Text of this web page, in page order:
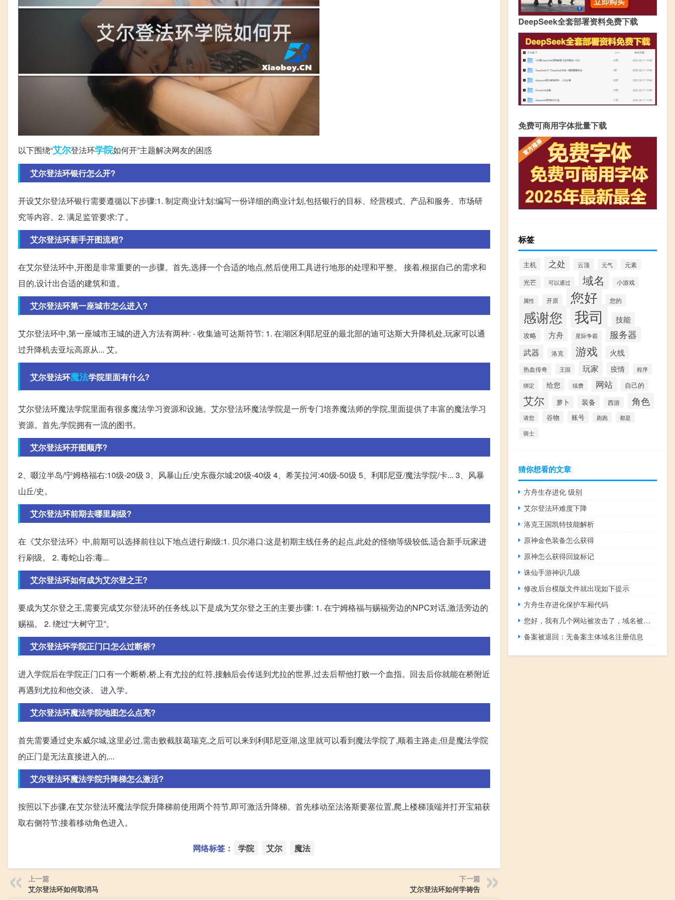
以下围绕“艾尔登法环学院如何开”主题解决网友的困惑
艾尔登法环银行怎么开?
开设艾尔登法环银行需要遵循以下步骤:1. 制定商业计划:编写一份详细的商业计划,包括银行的目标、经营模式、产品和服务、市场研
究等内容。2. 满足监管要求:了。
艾尔登法环新手开图流程?
在艾尔登法环中,开图是非常重要的一步骤。首先,选择一个合适的地点,然后使用工具进行地形的处理和平整。 接着,根据自己的需求和
目的,设计出合适的建筑和道。
艾尔登法环第一座城市怎么进入?
艾尔登法环中,第一座城市王城的进入方法有两种: - 收集迪可达斯符节: 1. 在湖区利耶尼亚的最北部的迪可达斯大升降机处,玩家可以通
过升降机去亚坛高原从... 艾。
艾尔登法环魔法学院里面有什么?
艾尔登法环魔法学院里面有很多魔法学习资源和设施。艾尔登法环魔法学院是一所专门培养魔法师的学院,里面提供了丰富的魔法学习
资源。首先,学院拥有一流的图书。
艾尔登法环开图顺序?
2、啜泣半岛/宁姆格福右:10级-20级 3、风暴山丘/史东薇尔城:20级-40级 4、希芙拉河:40级-50级 5、利耶尼亚/魔法学院/卡... 3、风暴
山丘/史。
艾尔登法环前期去哪里刷级?
在《艾尔登法环》中,前期可以选择前往以下地点进行刷级:1. 贝尔港口:这是初期主线任务的起点,此处的怪物等级较低,适合新手玩家进
行刷级。 2. 毒蛇山谷:毒...
艾尔登法环如何成为艾尔登之王?
要成为艾尔登之王,需要完成艾尔登法环的任务线,以下是成为艾尔登之王的主要步骤: 1. 在宁姆格福与赐福旁边的NPC对话,激活旁边的
赐福。 2. 绕过“大树守卫”。
艾尔登法环学院正门口怎么过断桥?
进入学院后在学院正门口有一个断桥,桥上有尤拉的红符,接触后会传送到尤拉的世界,过去后帮他打败一个血指。回去后你就能在桥附近
再遇到尤拉和他交谈。 进入学。
艾尔登法环魔法学院地图怎么点亮?
首先需要通过史东威尔城,这里必过,需击败截肢葛瑞克,之后可以来到利耶尼亚湖,这里就可以看到魔法学院了,顺着主路走,但是魔法学院
的正门是无法直接进入的,...
艾尔登法环魔法学院升降梯怎么激活?
按照以下步骤,在艾尔登法环魔法学院升降梯前使用两个符节,即可激活升降梯。首先移动至法洛斯要塞位置,爬上楼梯顶端并打开宝箱获
取右侧符节;接着移动角色进入。
网络标签： 学院 艾尔 魔法
上一篇
艾尔登法环如何取消马
下一篇
艾尔登法环如何学祷告
DeepSeek全套部署资料免费下载
免费可商用字体批量下载
标签
主机 之处 云顶 元气 元素
光芒 可以通过 域名 小游戏
属性 开原 您好 您的
感谢您 我司 技能
攻略 方舟 星际争霸 服务器
武器 洛克 游戏 火线
热血传奇 王国 玩家 疫情
程序
绑定
给您 续费 网站 自己的
艾尔 萝卜 装备 西游 角色
请您 谷物 账号 跑跑
都是
骑士
猜你想看的文章
方舟生存进化 级别
艾尔登法环难度下降
洛克王国凯特技能解析
原神金色装备怎么获得
原神怎么获得回旋标记
诛仙手游神识几级
修改后台模版文件就出现如下提示
方舟生存进化保护车厢代码
您好，我有几个网站被攻击了，域名被锁了，现在已经处理完毕，请
备案被退回：无备案主体域名注册信息